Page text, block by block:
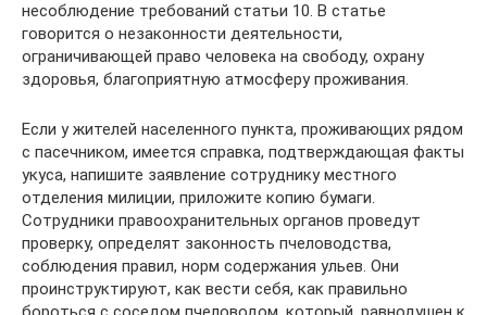
несоблюдение требований статьи 10. В статье
говорится о незаконности деятельности,
ограничивающей право человека на свободу, охрану
здоровья, благоприятную атмосферу проживания.
Если у жителей населенного пункта, проживающих рядом
с пасечником, имеется справка, подтверждающая факты
укуса, напишите заявление сотруднику местного
отделения милиции, приложите копию бумаги.
Сотрудники правоохранительных органов проведут
проверку, определят законность пчеловодства,
соблюдения правил, норм содержания ульев. Они
проинструктируют, как вести себя, как правильно